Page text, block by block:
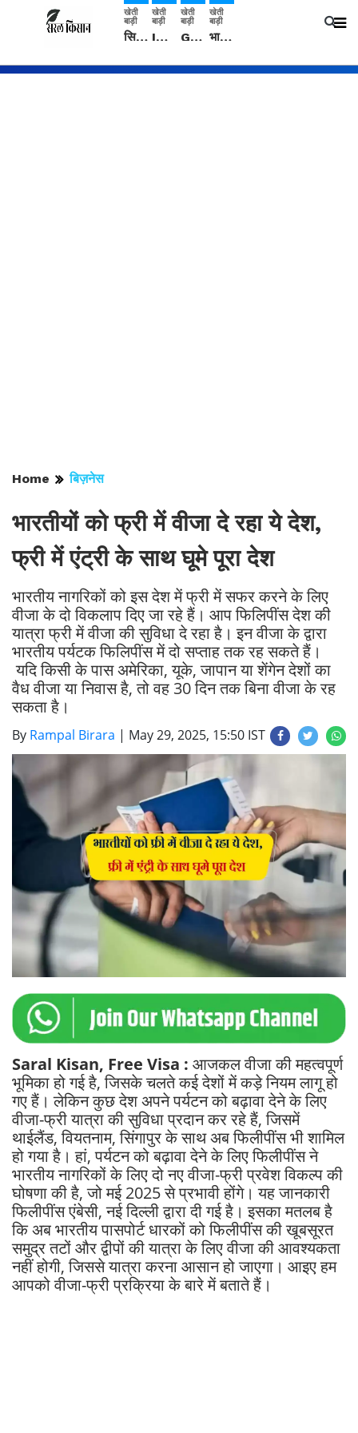
खेती
बाड़ी
सिरसा: कृषि विज्ञान केंद्र की बैठक में फसल बीमा विधि कारण व कृषि उद्यमिता बढ़ावा देने पर चर्चा
खेती
बाड़ी
IMD: राजस्थान में प्री-मानसून की सामान्य से 74% अधिक बारिश, दस्तक में देरी और मानसून कमजोर रहेगा
खेती
बाड़ी
Guar Ka Rate: ग्वार के भाव में हल्की बढ़ोतरी, बढ़ सकता है बुवाई का रकबा
खेती
बाड़ी
भारत में 29 मई से शुरु होगी प्री-मानसून बारिश, ECMWF विदेशी मौसम एजेंसी का पूर्वानुमान
Home बिज़नेस
भारतीयों को फ्री में वीजा दे रहा ये देश,
फ्री में एंट्री के साथ घूमे पूरा देश
भारतीय नागरिकों को इस देश में फ्री में सफर करने के लिए
वीजा के दो विकलाप दिए जा रहे हैं। आप फिलिपींस देश की
यात्रा फ्री में वीजा की सुविधा दे रहा है। इन वीजा के द्वारा
भारतीय पर्यटक फिलिपींस में दो सप्ताह तक रह सकते हैं।
यदि किसी के पास अमेरिका, यूके, जापान या शेंगेन देशों का
वैध वीजा या निवास है, तो वह 30 दिन तक बिना वीजा के रह
सकता है।
By Rampal Birara | May 29, 2025, 15:50 IST
Saral Kisan, Free Visa : आजकल वीजा की महत्वपूर्ण
भूमिका हो गई है, जिसके चलते कई देशों में कड़े नियम लागू हो
गए हैं। लेकिन कुछ देश अपने पर्यटन को बढ़ावा देने के लिए
वीजा-फ्री यात्रा की सुविधा प्रदान कर रहे हैं, जिसमें
थाईलैंड, वियतनाम, सिंगापुर के साथ अब फिलीपींस भी शामिल
हो गया है। हां, पर्यटन को बढ़ावा देने के लिए फिलीपींस ने
भारतीय नागरिकों के लिए दो नए वीजा-फ्री प्रवेश विकल्प की
घोषणा की है, जो मई 2025 से प्रभावी होंगे। यह जानकारी
फिलीपींस एंबेसी, नई दिल्ली द्वारा दी गई है। इसका मतलब है
कि अब भारतीय पासपोर्ट धारकों को फिलीपींस की खूबसूरत
समुद्र तटों और द्वीपों की यात्रा के लिए वीजा की आवश्यकता
नहीं होगी, जिससे यात्रा करना आसान हो जाएगा। आइए हम
आपको वीजा-फ्री प्रक्रिया के बारे में बताते हैं।